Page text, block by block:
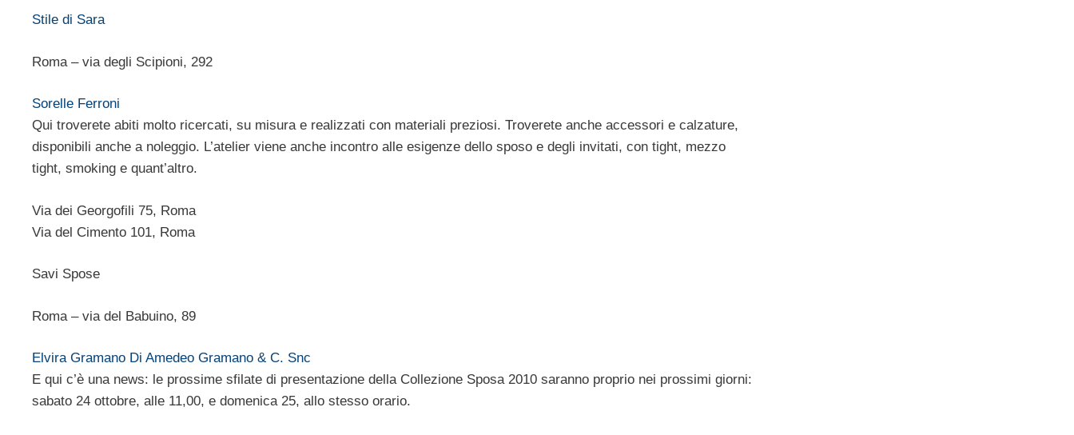
Stile di Sara
Roma – via degli Scipioni, 292
Sorelle Ferroni
Qui troverete abiti molto ricercati, su misura e realizzati con materiali preziosi. Troverete anche accessori e calzature,
disponibili anche a noleggio. L’atelier viene anche incontro alle esigenze dello sposo e degli invitati, con tight, mezzo
tight, smoking e quant’altro.
Via dei Georgofili 75, Roma
Via del Cimento 101, Roma
Savi Spose
Roma – via del Babuino, 89
Elvira Gramano Di Amedeo Gramano & C. Snc
E qui c’è una news: le prossime sfilate di presentazione della Collezione Sposa 2010 saranno proprio nei prossimi giorni:
sabato 24 ottobre, alle 11,00, e domenica 25, allo stesso orario.